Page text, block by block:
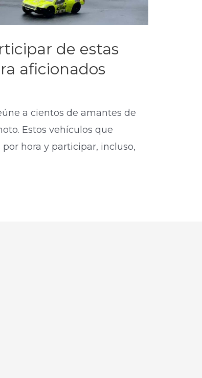
de estas
aficionados
a cientos de amantes de
Estos vehículos que
hora y participar, incluso,